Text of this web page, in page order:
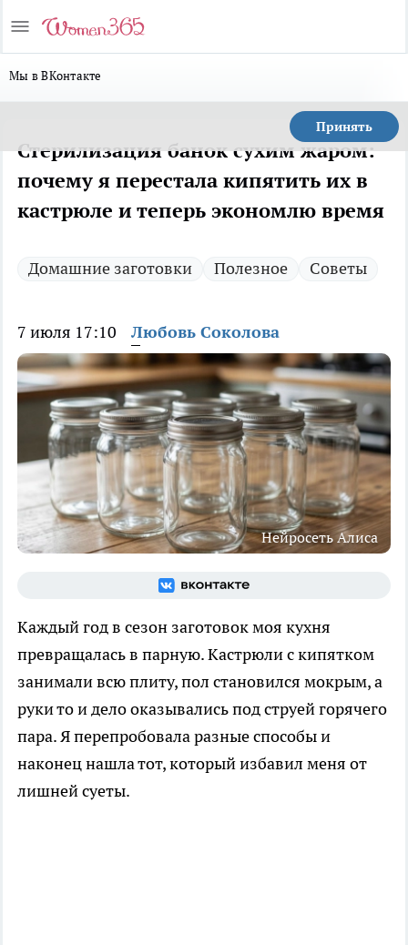
Мы в ВКонтакте
Принять
Стерилизация банок сухим жаром:
почему я перестала кипятить их в
кастрюле и теперь экономлю время
Домашние заготовки Полезное Советы
7 июля 17:10 Любовь Соколова
Нейросеть Алиса
Каждый год в сезон заготовок моя кухня
превращалась в парную. Кастрюли с кипятком
занимали всю плиту, пол становился мокрым, а
руки то и дело оказывались под струей горячего
пара. Я перепробовала разные способы и
наконец нашла тот, который избавил меня от
лишней суеты.